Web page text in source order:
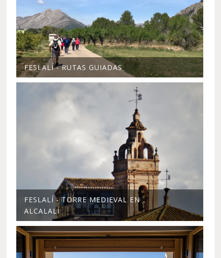
FESLALÍ - RUTAS GUIADAS
FESLALÍ - TORRE MEDIEVAL EN
ALCALALÍ